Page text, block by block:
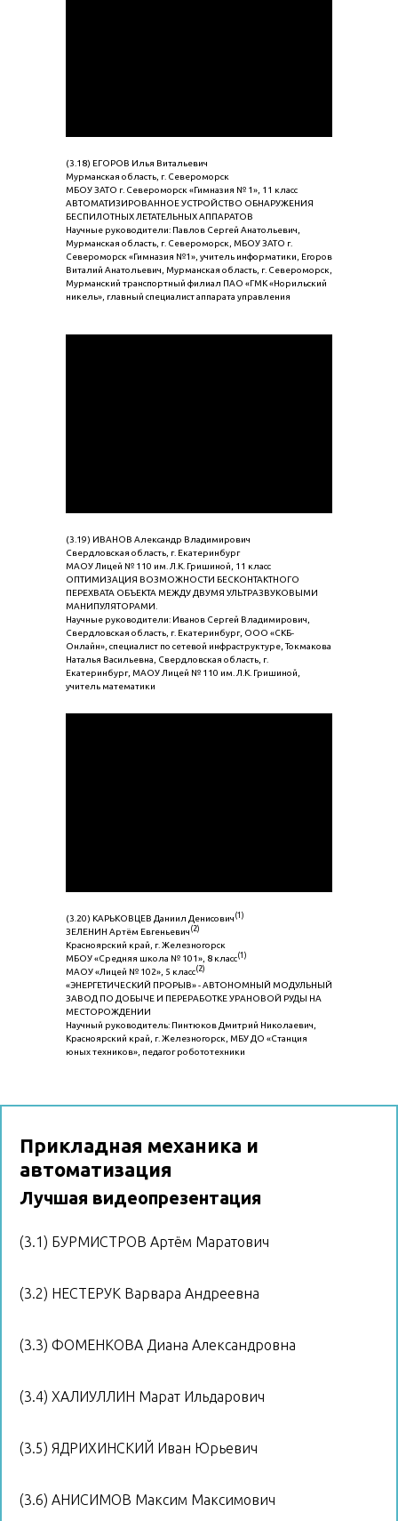
(3.18) ЕГОРОВ Илья Витальевич
Мурманская область, г. Североморск
МБОУ ЗАТО г. Североморск «Гимназия № 1», 11 класс
АВТОМАТИЗИРОВАННОЕ УСТРОЙСТВО ОБНАРУЖЕНИЯ
БЕСПИЛОТНЫХ ЛЕТАТЕЛЬНЫХ АППАРАТОВ
Научные руководители: Павлов Сергей Анатольевич,
Мурманская область, г. Североморск, МБОУ ЗАТО г.
Североморск «Гимназия №1», учитель информатики, Егоров
Виталий Анатольевич, Мурманская область, г. Североморск,
Мурманский транспортный филиал ПАО «ГМК «Норильский
никель», главный специалист аппарата управления
(3.19) ИВАНОВ Александр Владимирович
Свердловская область, г. Екатеринбург
МАОУ Лицей № 110 им. Л.К. Гришиной, 11 класс
ОПТИМИЗАЦИЯ ВОЗМОЖНОСТИ БЕСКОНТАКТНОГО
ПЕРЕХВАТА ОБЪЕКТА МЕЖДУ ДВУМЯ УЛЬТРАЗВУКОВЫМИ
МАНИПУЛЯТОРАМИ.
Научные руководители: Иванов Сергей Владимирович,
Свердловская область, г. Екатеринбург, ООО «СКБ-
Онлайн», специалист по сетевой инфраструктуре, Токмакова
Наталья Васильевна, Свердловская область, г.
Екатеринбург, МАОУ Лицей № 110 им. Л.К. Гришиной,
учитель математики
(3.20) КАРЬКОВЦЕВ Даниил Денисович (1)
ЗЕЛЕНИН Артём Евгеньевич (2)
Красноярский край, г. Железногорск
МБОУ «Средняя школа № 101», 8 класс(1)
МАОУ «Лицей № 102», 5 класс(2)
«ЭНЕРГЕТИЧЕСКИЙ ПРОРЫВ» - АВТОНОМНЫЙ МОДУЛЬНЫЙ
ЗАВОД ПО ДОБЫЧЕ И ПЕРЕРАБОТКЕ УРАНОВОЙ РУДЫ НА
МЕСТОРОЖДЕНИИ
Научный руководитель: Пинтюков Дмитрий Николаевич,
Красноярский край, г. Железногорск, МБУ ДО «Станция
юных техников», педагог робототехники
Прикладная механика и
автоматизация
Лучшая видеопрезентация
(3.1) БУРМИСТРОВ Артём Маратович
(3.2) НЕСТЕРУК Варвара Андреевна
(3.3) ФОМЕНКОВА Диана Александровна
(3.4) ХАЛИУЛЛИН Марат Ильдарович
(3.5) ЯДРИХИНСКИЙ Иван Юрьевич
(3.6) АНИСИМОВ Максим Максимович